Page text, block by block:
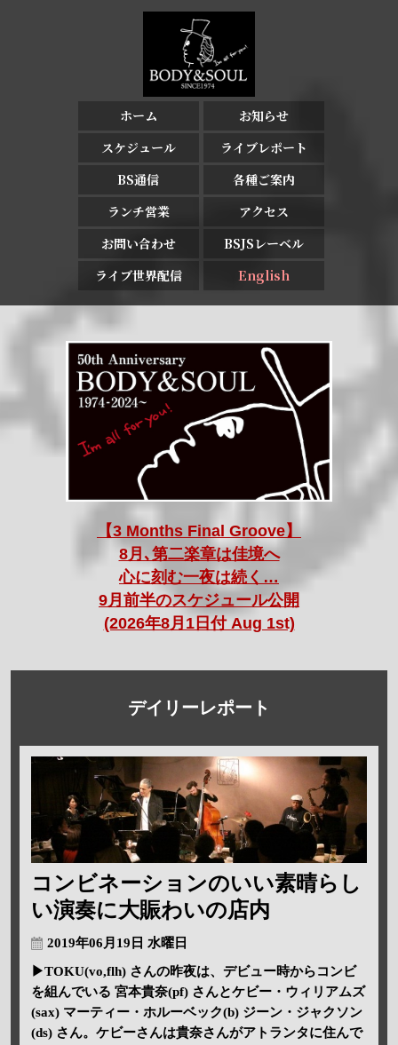
ホーム
お知らせ
スケジュール
ライブレポート
BS通信
各種ご案内
ランチ営業
アクセス
お問い合わせ
BSJSレーベル
ライブ世界配信
English
【3 Months Final Groove】
8月､第二楽章は佳境へ
心に刻む一夜は続く…
9月前半のスケジュール公開
(2026年8月1日付 Aug 1st)
デイリーレポート
コンビネーションのいい素晴らし
い演奏に大賑わいの店内
2019年06月19日 水曜日
▶TOKU(vo,flh) さんの昨夜は、デビュー時からコンビ
を組んでいる 宮本貴奈(pf) さんとケビー・ウィリアムズ
(sax) マーティー・ホルーベック(b) ジーン・ジャクソン
(ds) さん。ケビーさんは貴奈さんがアトランタに住んで